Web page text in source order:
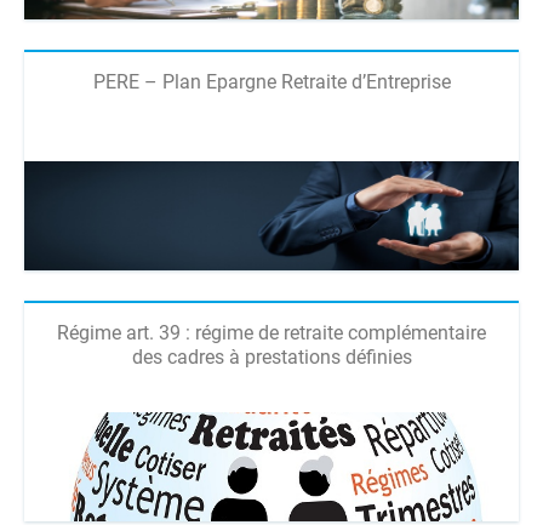
PERE – Plan Epargne Retraite d’Entreprise
Régime art. 39 : régime de retraite complémentaire
des cadres à prestations définies